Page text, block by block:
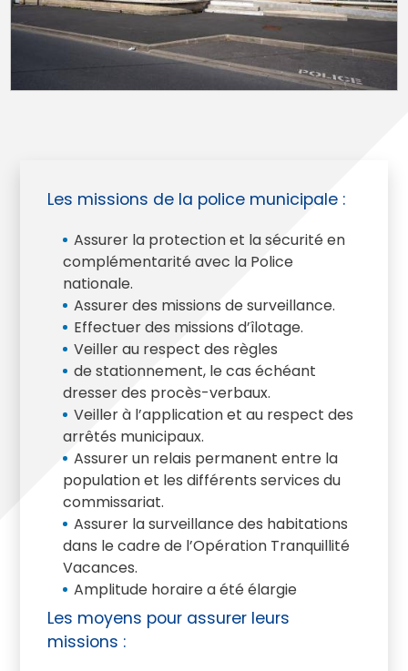
Les missions de la police municipale :
Assurer la protection et la sécurité en
complémentarité avec la Police
nationale.
Assurer des missions de surveillance.
Effectuer des missions d’îlotage.
Veiller au respect des règles
de stationnement, le cas échéant
dresser des procès-verbaux.
Veiller à l’application et au respect des
arrêtés municipaux.
Assurer un relais permanent entre la
population et les différents services du
commissariat.
Assurer la surveillance des habitations
dans le cadre de l’Opération Tranquillité
Vacances.
Amplitude horaire a été élargie
Les moyens pour assurer leurs
missions :